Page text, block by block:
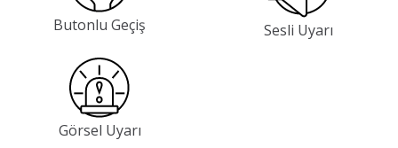
Butonlu Geçiş Sesli Uyarı
Görsel Uyarı